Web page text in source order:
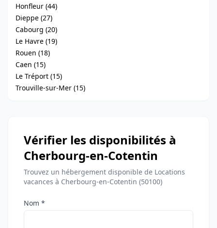
Honfleur (44)
Dieppe (27)
Cabourg (20)
Le Havre (19)
Rouen (18)
Caen (15)
Le Tréport (15)
Trouville-sur-Mer (15)
Vérifier les disponibilités à
Cherbourg-en-Cotentin
Trouvez un hébergement disponible de Locations
vacances à Cherbourg-en-Cotentin (50100)
Nom *